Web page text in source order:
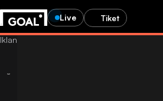
Live Tiket